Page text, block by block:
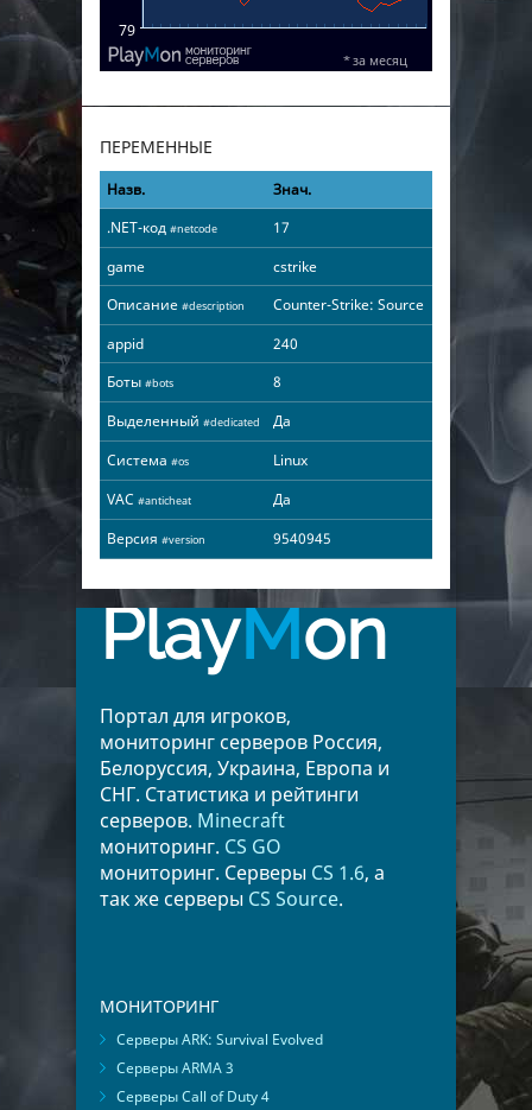
ПЕРЕМЕННЫЕ
Назв.
Знач.
.NET-код #netcode
17
game
cstrike
Описание #description
Counter-Strike: Source
appid
240
Боты #bots
8
Выделенный #dedicated
Да
Система #os
Linux
VAC #anticheat
Да
Версия #version 9540945
PlayMon
Портал для игроков,
мониторинг серверов Россия,
Белоруссия, Украина, Европа и
СНГ. Статистика и рейтинги
серверов. Minecraft
мониторинг. CS GO
мониторинг. Серверы CS 1.6, а
так же серверы CS Source.
МОНИТОРИНГ
Серверы ARK: Survival Evolved
Серверы ARMA 3
Серверы Call of Duty 4